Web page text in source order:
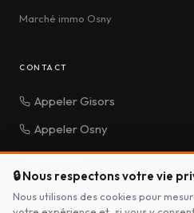
Marché immo Osny
CONTACT
Appeler Gisors
Appeler Osny
Message
🔒 Nous respectons votre vie
Nous utilisons des cookies pour